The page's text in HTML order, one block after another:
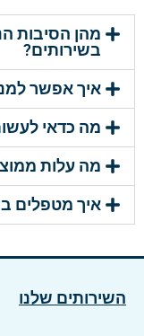
מהן הסיבות
בשירותים?
איך אפשר
מה כדאי
מה עלות
איך מטפלים
השירותים שלנו